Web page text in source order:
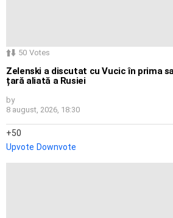
50 Votes
Zelenski a discutat cu Vucic în prima
țară aliată a Rusiei
by
8 august, 2026, 18:30
50
Upvote Downvote